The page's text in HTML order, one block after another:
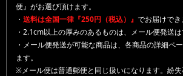
便』がお選び頂けます。
・ 送料は全国一律『250円（税込）』 でお届けでき
・2.1cm以上の厚みのあるものは、メール便発送は
・メール便発送が可能な商品は、各商品の詳細ペ
ます。
※メール便は普通郵便と同じ扱いになります。紛